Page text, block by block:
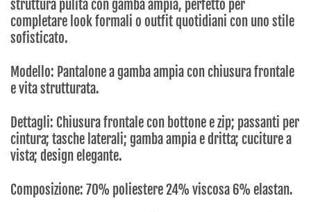
struttura pulita con gamba ampia, perfetto per
completare look formali o outfit quotidiani con uno stile
sofisticato.
Modello: Pantalone a gamba ampia con chiusura frontale
e vita strutturata.
Dettagli: Chiusura frontale con bottone e zip; passanti per
cintura; tasche laterali; gamba ampia e dritta; cuciture a
vista; design elegante.
Composizione: 70% poliestere 24% viscosa 6% elastan.